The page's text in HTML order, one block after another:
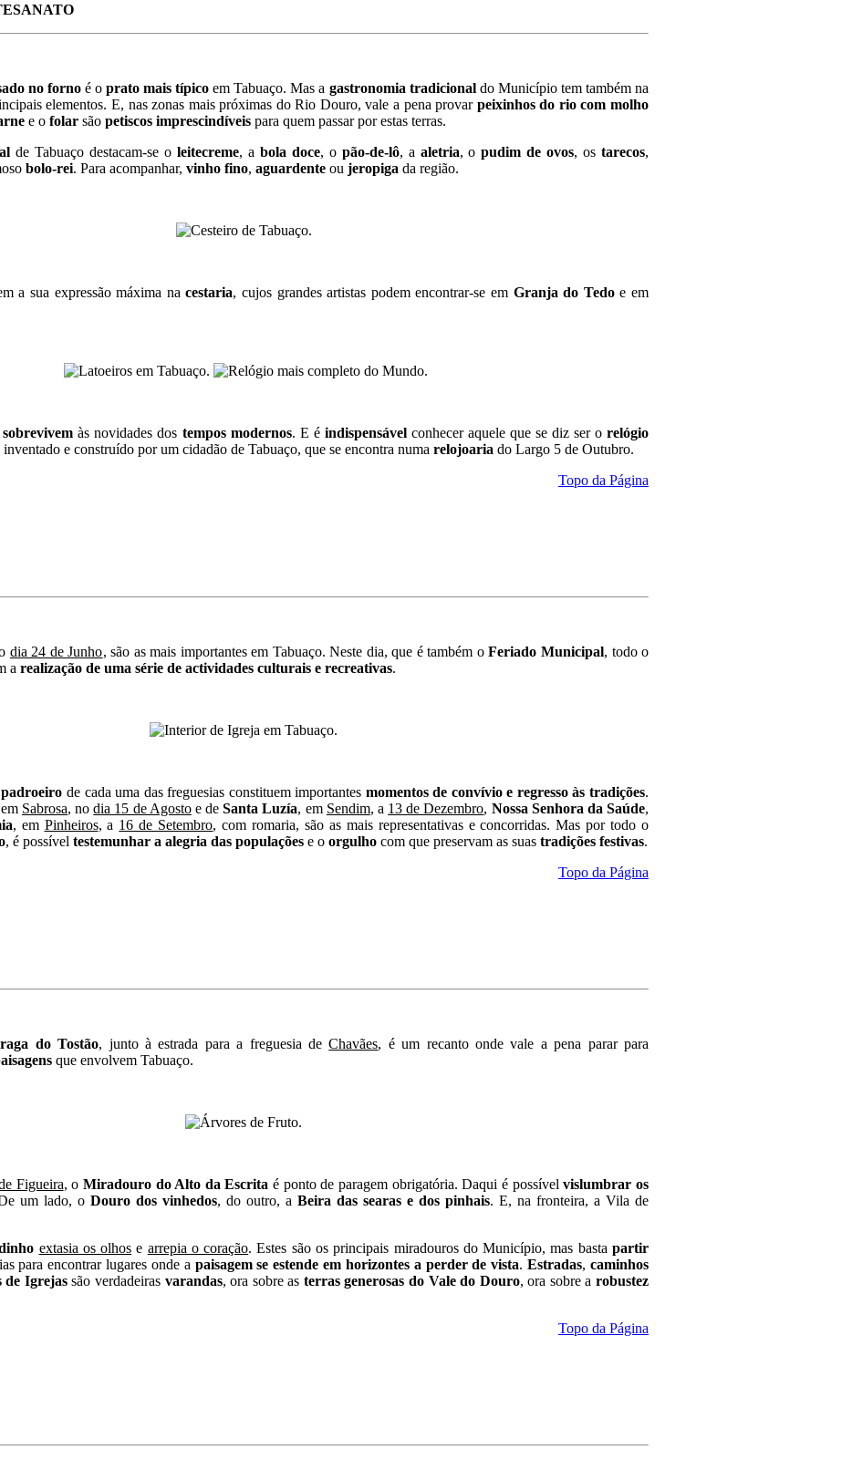
no fornoé oprato mais típico em Tabuaço. Mas a gastronomia tradicionaldo Município tem também na
elementos. E, nas zonas mais próximas do Rio Douro, vale a pena provar peixinhos do rio com molho
e o folar são petiscos imprescindíveis para quem passar por estas terras.
de Tabuaço destacam-se oleitecreme, a bola doce, o pão-de-lô, a aletria, opudim de ovos, ostarecos,
bolo-rei. Para acompanhar, vinho fino, aguardente ou jeropiga da região.
a sua expressão máxima nacestaria, cujos grandes artistas podem encontrar-se em Granja do Tedoe em
sobrevivem às novidades dos tempos modernos. E é indispensávelconhecer aquele que se diz ser orelógio
inventado e construído por um cidadão de Tabuaço, que se encontra numa relojoaria do Largo 5 de Outubro.
Topo da Página
dia 24 de Junho, são as mais importantes em Tabuaço. Neste dia, que é também oFeriado Municipal, todo o
a realização de uma série de actividades culturais e recreativas.
de cada uma das freguesias constituem importantes momentos de convívio e regresso às tradições.
Sabrosa, nodia 15 de Agostoe deSanta Luzía, em Sendim, a 13 de Dezembro, Nossa Senhora da Saúde,
, em Pinheiros, a 16 de Setembro, com romaria, são as mais representativas e concorridas. Mas por todo o
, é possível testemunhar a alegria das populações e o orgulho com que preservam as suas tradições festivas.
Topo da Página
do Tostão, junto à estrada para a freguesia deChavães, é um recanto onde vale a pena parar para
que envolvem Tabuaço.
Figueira, o Miradouro do Alto da Escrita é ponto de paragem obrigatória. Daqui é possívelvislumbrar os
um lado, o Douro dos vinhedos, do outro, a Beira das searas e dos pinhais. E, na fronteira, a Vila de
extasia os olhos e arrepia o coração. Estes são os principais miradouros do Município, mas bastapartir
para encontrar lugares onde a paisagem se estende em horizontes a perder de vista.Estradas,caminhos
de Igrejassão verdadeiras varandas, ora sobre as terras generosas do Vale do Douro, ora sobre arobustez
Topo da Página